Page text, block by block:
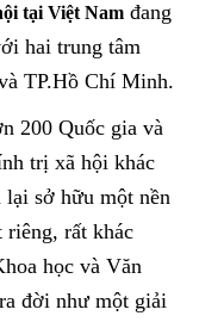
tại Việt Nam đang
hai trung tâm
TP.Hồ Chí Minh.
200 Quốc gia và
trị xã hội khác
sở hữu một nền
riêng, rất khác
học và Văn
đời như một giải